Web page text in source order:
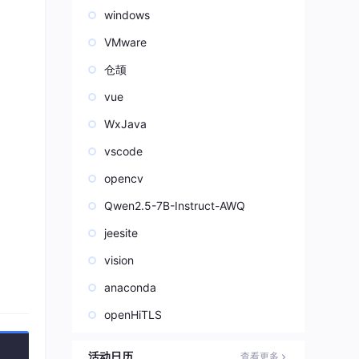
windows
VMware
仓颉
vue
WxJava
vscode
opencv
Qwen2.5-7B-Instruct-AWQ
jeesite
vision
anaconda
openHiTLS
活动日历 查看更多